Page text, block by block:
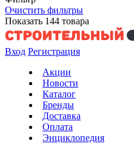
Очистить фильтры
Показать 144 товара
Вход Регистрация
Акции
Новости
Каталог
Бренды
Доставка
Оплата
Энциклопедия